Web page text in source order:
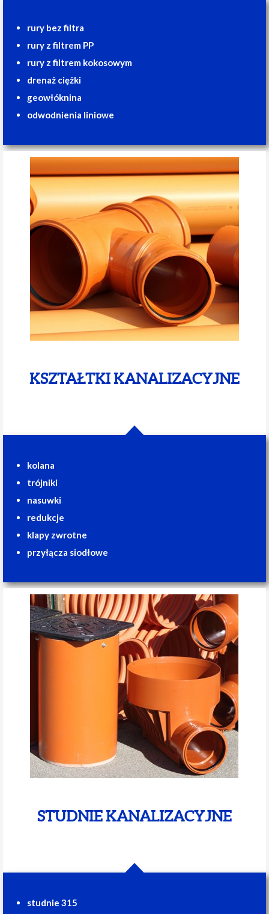
rury bez filtra
rury z filtrem PP
rury z filtrem kokosowym
drenaż ciężki
geowłóknina
odwodnienia liniowe
KSZTAŁTKI KANALIZACYJNE
kolana
trójniki
nasuwki
redukcje
klapy zwrotne
przyłącza siodłowe
STUDNIE KANALIZACYJNE
studnie 315